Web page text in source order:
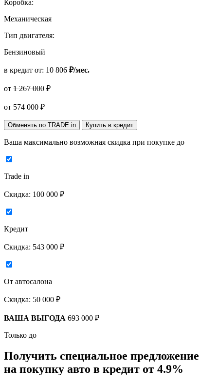
Коробка:
Механическая
Тип двигателя:
Бензиновый
в кредит от: 10 806 ₽/мес.
от 1 267 000 ₽
от 574 000 ₽
Обменять по TRADE in Купить в кредит
Ваша максимально возможная скидка при покупке до
Trade in
Скидка: 100 000 ₽
Кредит
Скидка: 543 000 ₽
От автосалона
Скидка: 50 000 ₽
ВАША ВЫГОДА 693 000 ₽
Только до
Получить специальное предложение
на покупку авто в кредит от 4.9%